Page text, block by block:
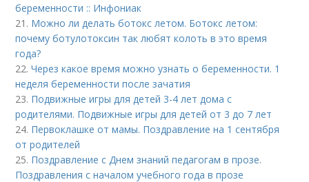
беременности :: Инфониак
21. Можно ли делать ботокс летом. Ботокс летом:
почему ботулотоксин так любят колоть в это время
года?
22.Через какое время можно узнать о беременности. 1
неделя беременности после зачатия
23. Подвижные игры для детей 3-4 лет дома с
родителями. Подвижные игры для детей от 3 до 7 лет
24. Первоклашке от мамы. Поздравление на 1 сентября
от родителей
25. Поздравление с Днем знаний педагогам в прозе.
Поздравления с началом учебного года в прозе